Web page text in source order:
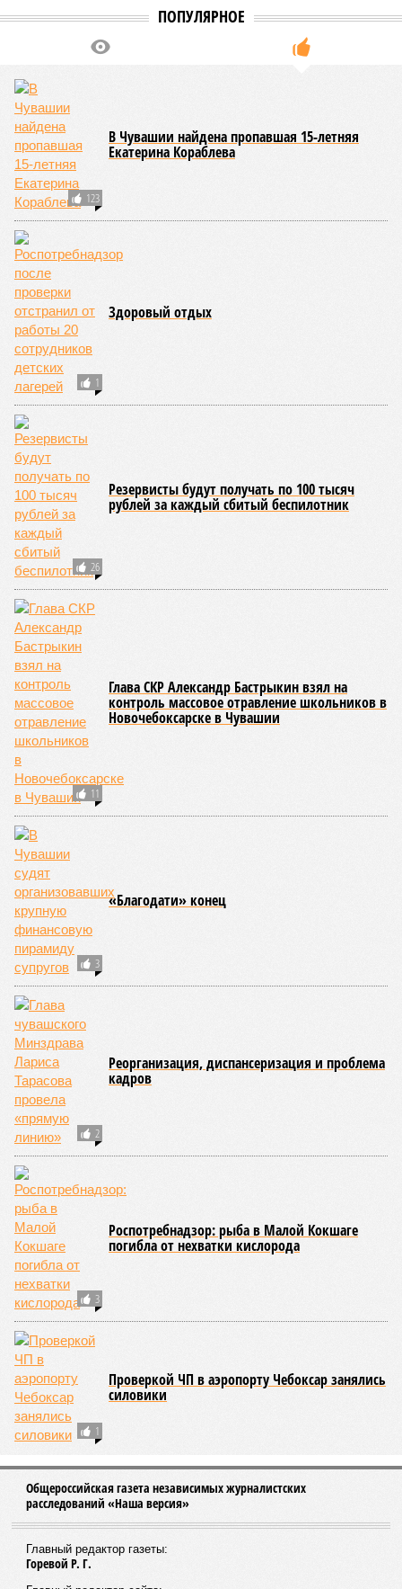
ПОПУЛЯРНОЕ
123
В Чувашии найдена пропавшая 15-летняя
Екатерина Кораблева
1
Здоровый отдых
26
Резервисты будут получать по 100 тысяч
рублей за каждый сбитый беспилотник
11
Глава СКР Александр Бастрыкин взял на
контроль массовое отравление школьников в
Новочебоксарске в Чувашии
3
«Благодати» конец
2
Реорганизация, диспансеризация и проблема
кадров
3
Роспотребнадзор: рыба в Малой Кокшаге
погибла от нехватки кислорода
1
Проверкой ЧП в аэропорту Чебоксар занялись
силовики
Общероссийская газета независимых журналистских
расследований «Наша версия»
Главный редактор газеты:
Горевой Р. Г.